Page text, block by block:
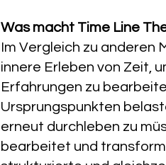
Was macht Time Line
Im Vergleich zu anderen
innere Erleben von Zeit,
Erfahrungen zu
Ursprungspunkten
erneut durchleben zu
bearbeitet und